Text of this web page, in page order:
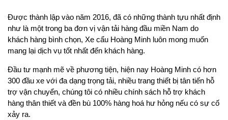
Được thành lập vào năm 2016, đã có những thành tựu nhất định
như là một trong ba đơn vị vận tải hàng đầu miền Nam do
khách hàng bình chọn, Xe cẩu Hoàng Minh luôn mong muốn
mang lại dịch vụ tốt nhất đến khách hàng.
Đầu tư mạnh mẽ về phương tiện, hiện nay Hoàng Minh có hơn
300 đầu xe với đa dạng trọng tải, nhiều trang thiết bị tân tiến hỗ
trợ vận chuyển, chúng tôi có nhiều chính sách hỗ trợ khách
hàng thân thiết và đền bù 100% hàng hoá hư hỏng nếu có sự cố
xảy ra.